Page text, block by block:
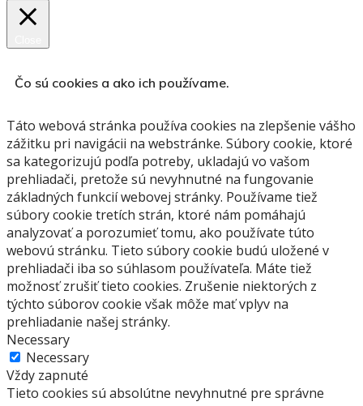
Čo sú cookies a ako ich používame.
Táto webová stránka používa cookies na zlepšenie vášho
zážitku pri navigácii na webstránke. Súbory cookie, ktoré
sa kategorizujú podľa potreby, ukladajú vo vašom
prehliadači, pretože sú nevyhnutné na fungovanie
základných funkcií webovej stránky. Používame tiež
súbory cookie tretích strán, ktoré nám pomáhajú
analyzovať a porozumieť tomu, ako používate túto
webovú stránku. Tieto súbory cookie budú uložené v
prehliadači iba so súhlasom používateľa. Máte tiež
možnosť zrušiť tieto cookies. Zrušenie niektorých z
týchto súborov cookie však môže mať vplyv na
prehliadanie našej stránky.
Necessary
Necessary
Vždy zapnuté
Tieto cookies sú absolútne nevyhnutné pre správne